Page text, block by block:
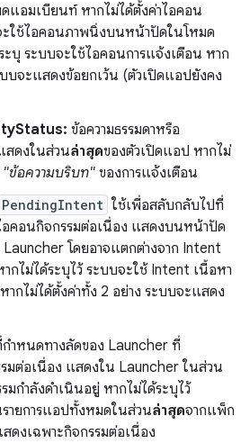
แอมเบียนท์ หากไม่ได้ตั้งค่าไอคอน
ะใช้ไอคอนภาพนิ่งบนหน้าปัดในโหมด
บุ ระบบจะใช้ไอคอนการแจ้งเตือน หาก
บบจะแสดงข้อยกเว้น (ตัวเปิดแอปยังคง
ข้อความธรรมดาหรือ
สดงในส่วนล่าสุดของตัวเปิดแอป หากไม่
"ข้อความบริบท" ของการแจ้งเตือน
PendingIntent ใช้เพื่อสลับกลับไปที่
คอนกิจกรรมต่อเนื่อง แสดงบนหน้าปัด
Launcher โดยอาจแตกต่างจาก Intent
กไม่ได้ระบุไว้ ระบบจะใช้ Intent เนื้อหา
ากไม่ได้ตั้งค่าทั้ง 2 อย่าง ระบบจะแสดง
ำหนดทางลัดของ Launcher ที่
มต่อเนื่อง แสดงใน Launcher ในส่วน
กำลังดำเนินอยู่ หากไม่ได้ระบุไว้
ายการแอปทั้งหมดในส่วนล่าสุดจากแพ็ก
ดงเฉพาะกิจกรรมต่อเนื่อง